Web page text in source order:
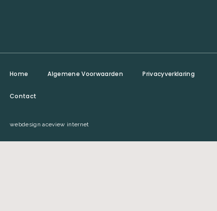
webdesign aceview internet
Home Algemene Voorwaarden Privacyverklaring
Contact